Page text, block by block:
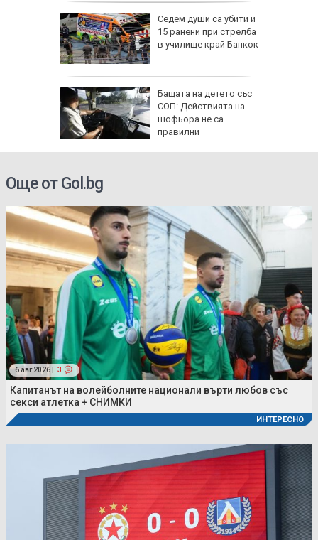
Седем души са убити и
15 ранени при стрелба
в училище край Банкок
Бащата на детето със
СОП: Действията на
шофьора не са
правилни
Още от Gol.bg
6 авг 2026 | 3
Капитанът на волейболните национали върти любов със
секси атлетка + СНИМКИ
ИНТЕРЕСНО